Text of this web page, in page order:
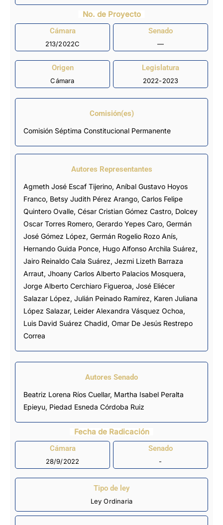
No. de Proyecto
Cámara
213/2022C
Senado
—
Origen
Cámara
Legislatura
2022-2023
Comisión(es)
Comisión Séptima Constitucional Permanente
Autores Representantes
Agmeth José Escaf Tijerino, Aníbal Gustavo Hoyos
Franco, Betsy Judith Pérez Arango, Carlos Felipe
Quintero Ovalle, César Cristian Gómez Castro, Dolcey
Oscar Torres Romero, Gerardo Yepes Caro, Germán
José Gómez López, Germán Rogelio Rozo Anís,
Hernando Guida Ponce, Hugo Alfonso Archila Suárez,
Jairo Reinaldo Cala Suárez, Jezmi Lizeth Barraza
Arraut, Jhoany Carlos Alberto Palacios Mosquera,
Jorge Alberto Cerchiaro Figueroa, José Eliécer
Salazar López, Julián Peinado Ramírez, Karen Juliana
López Salazar, Leider Alexandra Vásquez Ochoa,
Luis David Suárez Chadid, Omar De Jesús Restrepo
Correa
Autores Senado
Beatriz Lorena Ríos Cuellar, Martha Isabel Peralta
Epieyu, Piedad Esneda Córdoba Ruiz
Fecha de Radicación
Cámara
28/9/2022
Senado
-
Tipo de ley
Ley Ordinaria